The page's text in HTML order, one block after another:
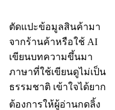
ตัดแปะข้อมูลสินค้ามา
จากร้านค้าหรือใช้ AI
เขียนบทความขึ้นมา
ภาษาที่ใช้เขียนดูไม่เป็น
ธรรมชาติ เข้าใจได้ยาก
ต้องการให้ผู้อ่านกดลิ้ง